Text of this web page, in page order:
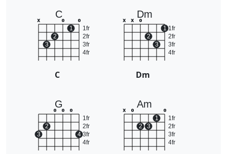
C
1fr
2fr
3fr
4fr
x
3
2
o
1
o
C
Dm
1fr
2fr
3fr
4fr
x x o
2
3
1
Dm
G
1fr
2fr
3fr
4fr
3
2
o o o
4
Am
1fr
2fr
3fr
4fr
x o
2 3
1
o